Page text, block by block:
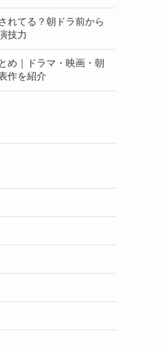
れてる？朝ドラ前から
技力
め｜ドラマ・映画・朝
作を紹介